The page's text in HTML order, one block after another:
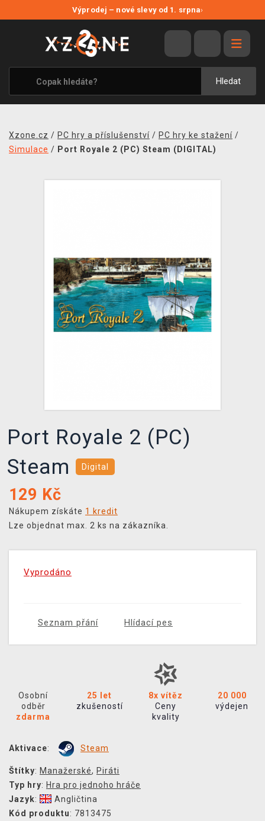
Výprodej – nové slevy od 1. srpna›
Hledat
VÝPRODEJ
VIDEOHRY
XZONE ORIGINALS
TÉMATIKY
MERCHANDISE
DOPRAVA
XZONE KLUB
TCG & BOARDGAME HUB
Xzone.cz / PC hry a příslušenství / PC hry ke stažení /
Simulace / Port Royale 2 (PC) Steam (DIGITAL)
Port Royale 2 (PC)
Steam
Digital
129 Kč
Nákupem získáte 1 kredit
Lze objednat max. 2 ks na zákazníka.
Vyprodáno
Seznam přání Hlídací pes
Osobní
odběr
zdarma
25 let
zkušeností
8x vítěz
Ceny
kvality
20 000
výdejen
Aktivace: Steam
Štítky: Manažerské, Piráti
Typ hry: Hra pro jednoho hráče
Jazyk:
Angličtina
Kód produktu: 7813475